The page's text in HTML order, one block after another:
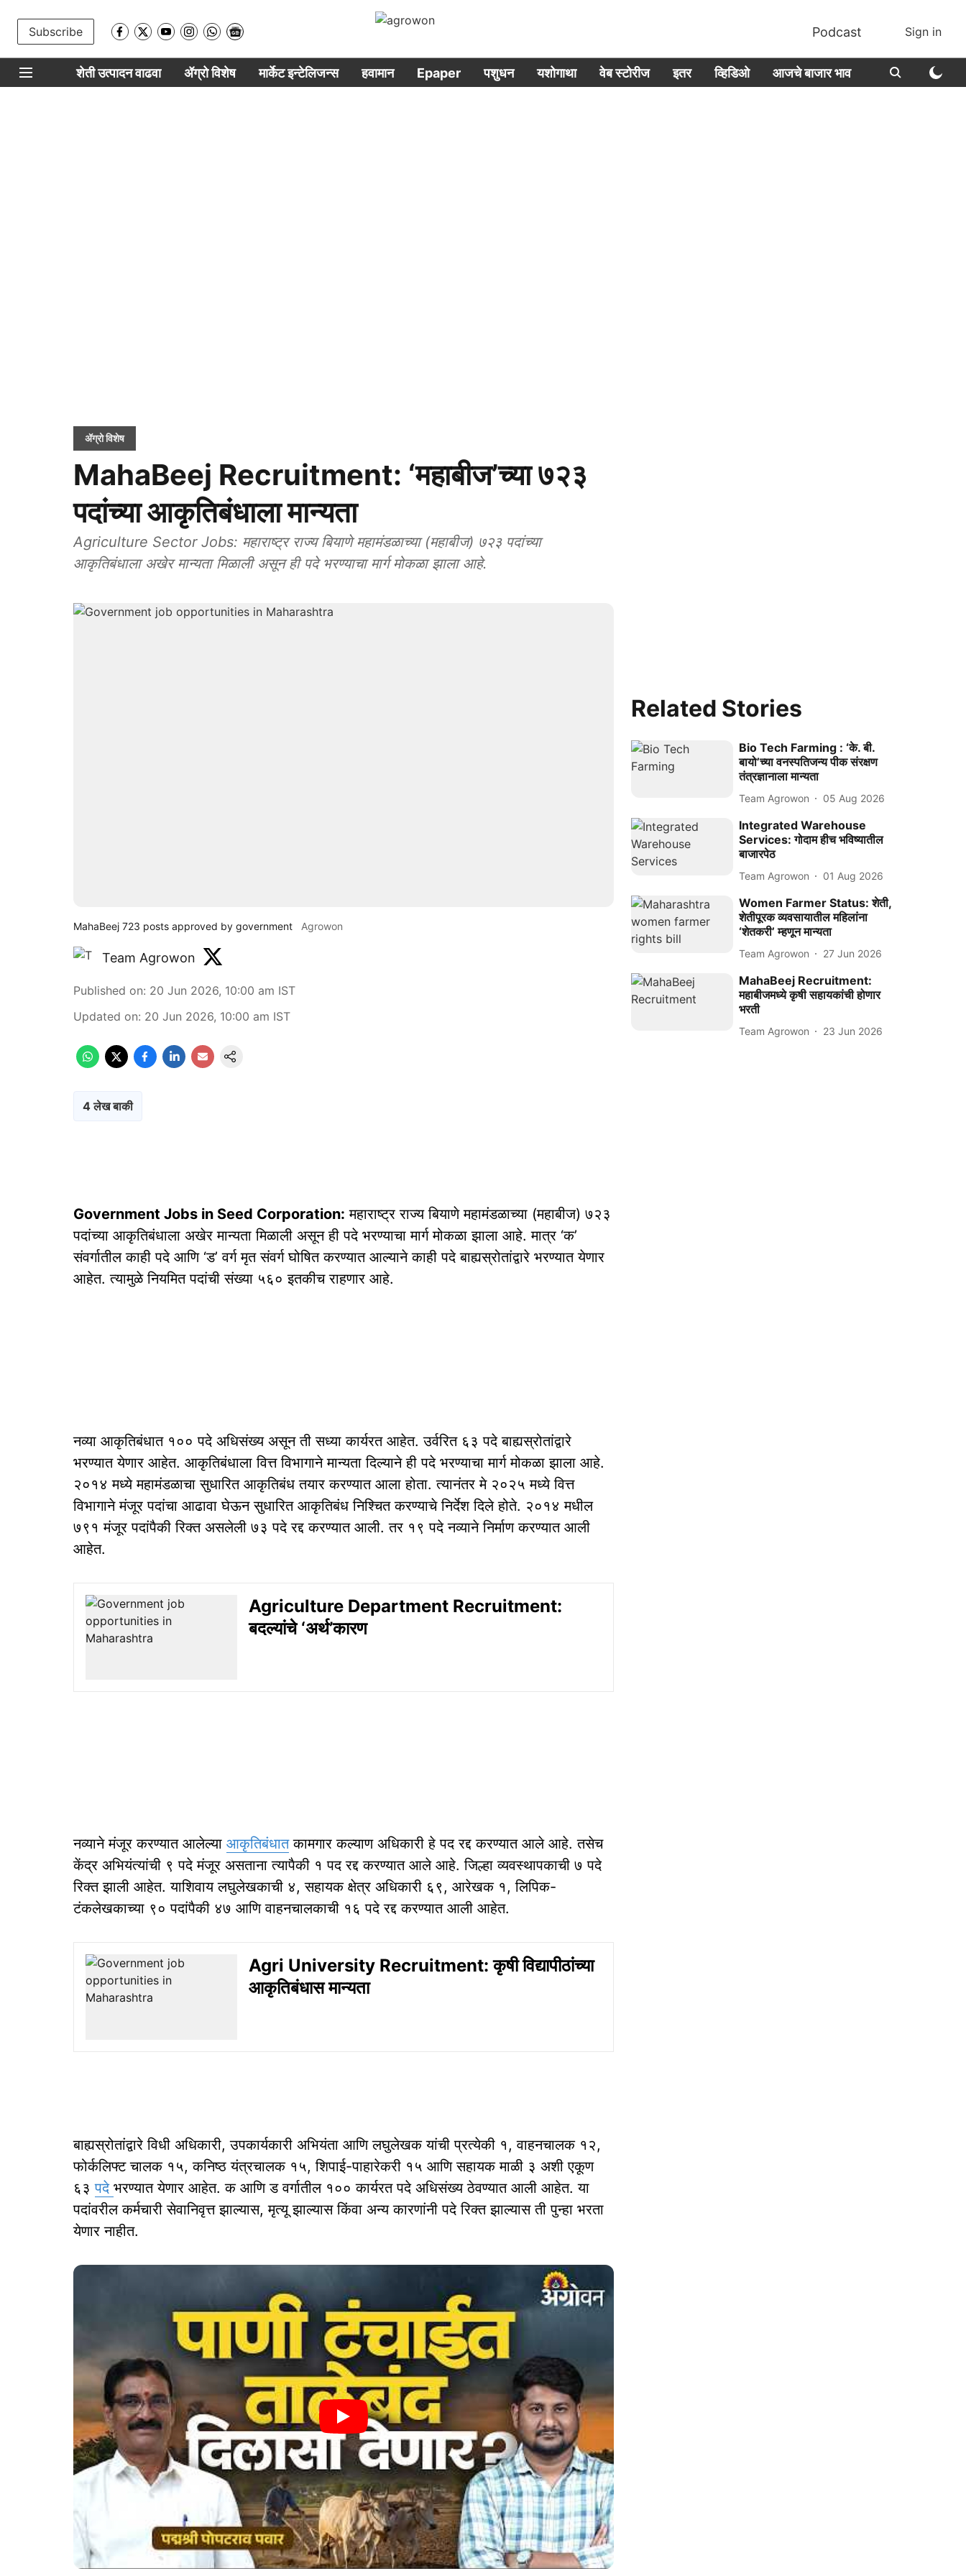
Subscribe Podcast Sign in
शेती उत्पादन वाढवा ॲग्रो विशेष मार्केट इन्टेलिजन्स हवामान Epaper पशुधन यशोगाथा वेब स्टोरीज इतर व्हिडिओ आजचे बाजार भाव
ॲग्रो विशेष
MahaBeej Recruitment: ‘महाबीज’च्या ७२३
पदांच्या आकृतिबंधाला मान्यता
Agriculture Sector Jobs: महाराष्ट्र राज्य बियाणे महामंडळाच्या (महाबीज) ७२३ पदांच्या
आकृतिबंधाला अखेर मान्यता मिळाली असून ही पदे भरण्याचा मार्ग मोकळा झाला आहे.
MahaBeej 723 posts approved by government Agrowon
Team Agrowon
Published on: 20 Jun 2026, 10:00 am IST
Updated on: 20 Jun 2026, 10:00 am IST
4 लेख बाकी
Government Jobs in Seed Corporation: महाराष्ट्र राज्य बियाणे महामंडळाच्या (महाबीज) ७२३
पदांच्या आकृतिबंधाला अखेर मान्यता मिळाली असून ही पदे भरण्याचा मार्ग मोकळा झाला आहे. मात्र ‘क’
संवर्गातील काही पदे आणि ‘ड’ वर्ग मृत संवर्ग घोषित करण्यात आल्याने काही पदे बाह्यस्रोतांद्वारे भरण्यात येणार
आहेत. त्यामुळे नियमित पदांची संख्या ५६० इतकीच राहणार आहे.
नव्या आकृतिबंधात १०० पदे अधिसंख्य असून ती सध्या कार्यरत आहेत. उर्वरित ६३ पदे बाह्यस्रोतांद्वारे
भरण्यात येणार आहेत. आकृतिबंधाला वित्त विभागाने मान्यता दिल्याने ही पदे भरण्याचा मार्ग मोकळा झाला आहे.
२०१४ मध्ये महामंडळाचा सुधारित आकृतिबंध तयार करण्यात आला होता. त्यानंतर मे २०२५ मध्ये वित्त
विभागाने मंजूर पदांचा आढावा घेऊन सुधारित आकृतिबंध निश्चित करण्याचे निर्देश दिले होते. २०१४ मधील
७९१ मंजूर पदांपैकी रिक्त असलेली ७३ पदे रद्द करण्यात आली. तर १९ पदे नव्याने निर्माण करण्यात आली
आहेत.
Agriculture Department Recruitment:
बदल्यांचे ‘अर्थ’कारण
नव्याने मंजूर करण्यात आलेल्या आकृतिबंधातकामगार कल्याण अधिकारी हे पद रद्द करण्यात आले आहे. तसेच
केंद्र अभियंत्यांची ९ पदे मंजूर असताना त्यापैकी १ पद रद्द करण्यात आले आहे. जिल्हा व्यवस्थापकाची ७ पदे
रिक्त झाली आहेत. याशिवाय लघुलेखकाची ४, सहायक क्षेत्र अधिकारी ६९, आरेखक १, लिपिक-
टंकलेखकाच्या ९० पदांपैकी ४७ आणि वाहनचालकाची १६ पदे रद्द करण्यात आली आहेत.
Agri University Recruitment: कृषी विद्यापीठांच्या
आकृतिबंधास मान्यता
बाह्यस्रोतांद्वारे विधी अधिकारी, उपकार्यकारी अभियंता आणि लघुलेखक यांची प्रत्येकी १, वाहनचालक १२,
फोर्कलिफ्ट चालक १५, कनिष्ठ यंत्रचालक १५, शिपाई-पाहारेकरी १५ आणि सहायक माळी ३ अशी एकूण
६३पदे भरण्यात येणार आहेत. क आणि ड वर्गातील १०० कार्यरत पदे अधिसंख्य ठेवण्यात आली आहेत. या
पदांवरील कर्मचारी सेवानिवृत्त झाल्यास, मृत्यू झाल्यास किंवा अन्य कारणांनी पदे रिक्त झाल्यास ती पुन्हा भरता
येणार नाहीत.
Related Stories
Bio Tech Farming : ‘के. बी.
बायो’च्या वनस्पतिजन्य पीक संरक्षण
तंत्रज्ञानाला मान्यता
Team Agrowon 05 Aug 2026
Integrated Warehouse
Services: गोदाम हीच भविष्यातील
बाजारपेठ
Team Agrowon 01 Aug 2026
Women Farmer Status: शेती,
शेतीपूरक व्यवसायातील महिलांना
‘शेतकरी’ म्हणून मान्यता
Team Agrowon 27 Jun 2026
MahaBeej Recruitment:
महाबीजमध्ये कृषी सहायकांची होणार
भरती
Team Agrowon 23 Jun 2026